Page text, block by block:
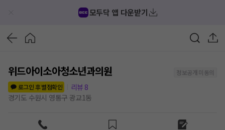
모두닥 앱 다운받기
위드아이소아청소년과의원
정보공개 미동의
로그인 후 별점확인
리뷰 8
경기도 수원시 영통구 광교1동